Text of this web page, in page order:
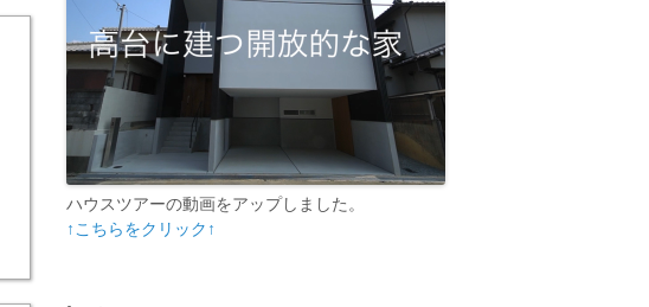
ハウスツアーの動画をアップしました。
↑こちらをクリック↑